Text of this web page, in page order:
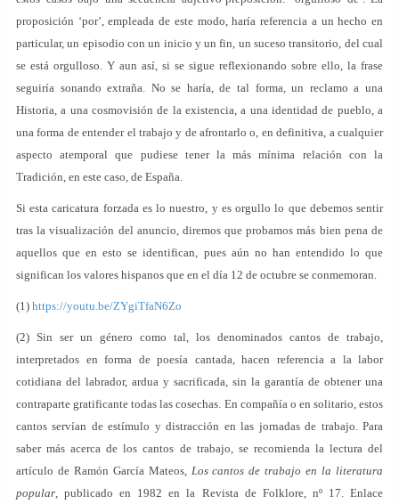
proposición ‘por’, empleada de este modo, haría referencia a un hecho en
particular, un episodio con un inicio y un fin, un suceso transitorio, del cual
se está orgulloso. Y aun así, si se sigue reflexionando sobre ello, la frase
seguiría sonando extraña. No se haría, de tal forma, un reclamo a una
Historia, a una cosmovisión de la existencia, a una identidad de pueblo, a
una forma de entender el trabajo y de afrontarlo o, en definitiva, a cualquier
aspecto atemporal que pudiese tener la más mínima relación con la
Tradición, en este caso, de España.
Si esta caricatura forzada es lo nuestro, y es orgullo lo que debemos sentir
tras la visualización del anuncio, diremos que probamos más bien pena de
aquellos que en esto se identifican, pues aún no han entendido lo que
significan los valores hispanos que en el día 12 de octubre se conmemoran.
(1) https://youtu.be/ZYgiTfaN6Zo
(2) Sin ser un género como tal, los denominados cantos de trabajo,
interpretados en forma de poesía cantada, hacen referencia a la labor
cotidiana del labrador, ardua y sacrificada, sin la garantía de obtener una
contraparte gratificante todas las cosechas. En compañía o en solitario, estos
cantos servían de estímulo y distracción en las jornadas de trabajo. Para
saber más acerca de los cantos de trabajo, se recomienda la lectura del
artículo de Ramón García Mateos, Los cantos de trabajo en la literatura
popular, publicado en 1982 en la Revista de Folklore, nº 17. Enlace